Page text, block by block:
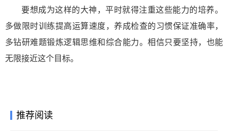
要想成为这样的大神，平时就得注重这些能力的培养。
多做限时训练提高运算速度，养成检查的习惯保证准确率，
多钻研难题锻炼逻辑思维和综合能力。相信只要坚持，也能
无限接近这个目标。
推荐阅读